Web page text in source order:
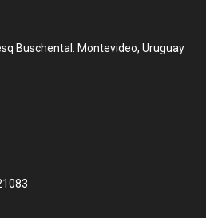
Buschental. Montevideo, Uruguay